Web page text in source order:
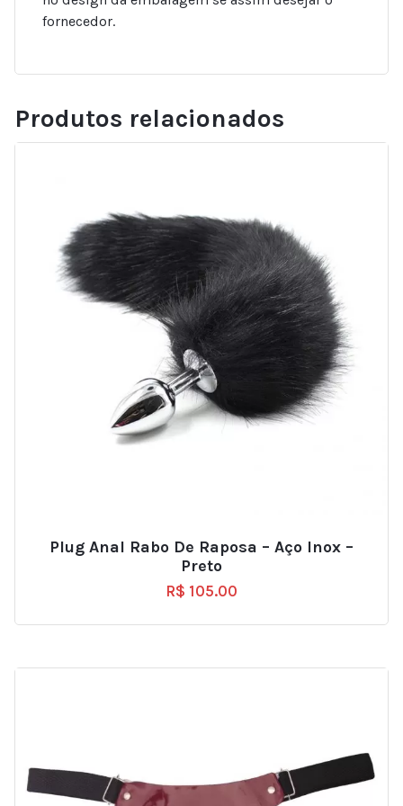
fornecedor.
Produtos relacionados
Plug Anal Rabo De Raposa – Aço Inox –
Preto
R$ 105.00